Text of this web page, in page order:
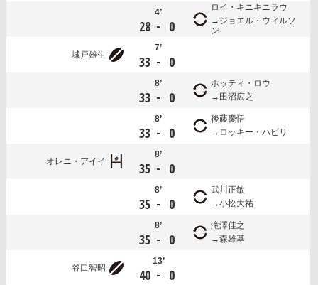
4’
28 - 0
ロイ・キニキニラウ
ジョエル・ウィルソ
ン
城戸雄生
7’
33 - 0
8’
33 - 0
ホッティ・ロウ
田沼広之
8’
33 - 0
後藤慶悟
ロッキー・ハビリ
オレニ・アイイ
8’
35 - 0
8’
35 - 0
武川正敏
小松大祐
8’
35 - 0
滝澤佳之
森雄基
谷口智昭
13’
40 - 0